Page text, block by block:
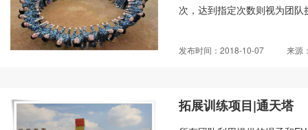
次，达到指定次数则视为团队
发布时间：2018-10-07 来源
拓展训练项目|通天塔